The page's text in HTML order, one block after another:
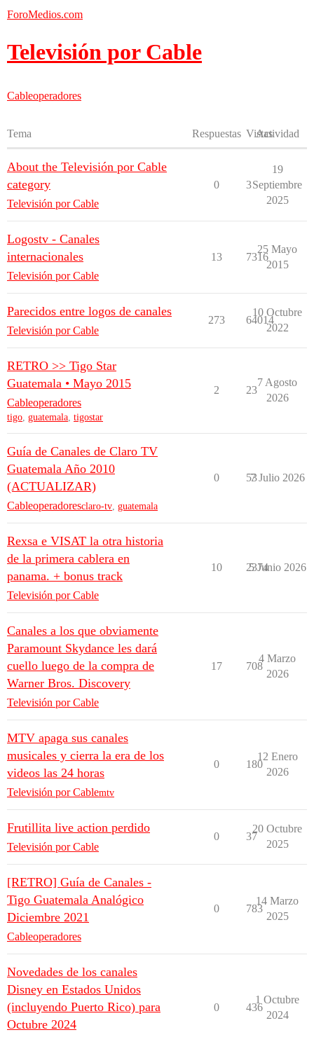
ForoMedios.com
Televisión por Cable
Cableoperadores
Tema Respuestas Vistas
Actividad
About the Televisión por Cable
category
Televisión por Cable
0 3
19
Septiembre
2025
Logostv - Canales
internacionales
Televisión por Cable
13 7316
25 Mayo
2015
Parecidos entre logos de canales
Televisión por Cable
273 64014
10 Octubre
2022
RETRO >> Tigo Star
Guatemala • Mayo 2015
Cableoperadores
tigo, guatemala, tigostar
2 23
7 Agosto
2026
Guía de Canales de Claro TV
Guatemala Año 2010
(ACTUALIZAR)
Cableoperadoresclaro-tv guatemala
0 53
7 Julio 2026
Rexsa e VISAT la otra historia
de la primera cablera en
panama. + bonus track
Televisión por Cable
10 2374
5 Junio 2026
Canales a los que obviamente
Paramount Skydance les dará
cuello luego de la compra de
Warner Bros. Discovery
Televisión por Cable
17 708
4 Marzo
2026
MTV apaga sus canales
musicales y cierra la era de los
videos las 24 horas
Televisión por Cablemtv
0 180
12 Enero
2026
Frutillita live action perdido
Televisión por Cable
0 37
20 Octubre
2025
[RETRO] Guía de Canales -
Tigo Guatemala Analógico
Diciembre 2021
Cableoperadores
0 783
14 Marzo
2025
Novedades de los canales
Disney en Estados Unidos
(incluyendo Puerto Rico) para
Octubre 2024
0 436
1 Octubre
2024